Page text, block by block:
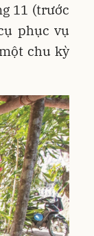
11 (trước
phục vụ
chu kỳ